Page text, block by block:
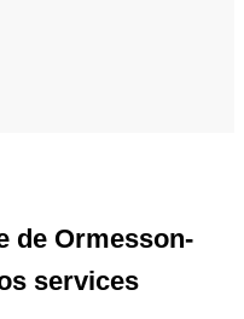
de Ormesson-
services